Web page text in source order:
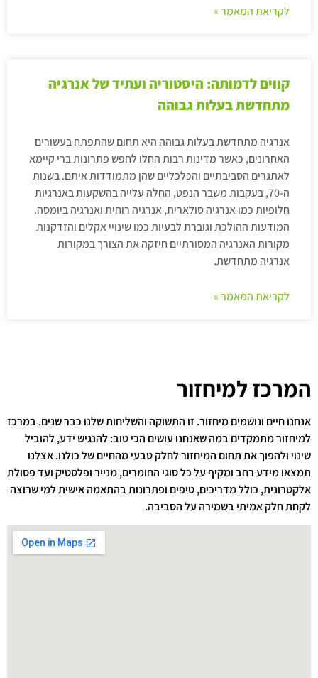
לקריאת המאמר »
קווים לדמותה: היסטוריה ועתיד של אנרגיה
מתחדשת בעלות גבוהה
אנרגיה מתחדשת בעלות גבוהה היא תחום שהתפתח בעשורים
האחרונים, כאשר מדינות רבות החלו לחפש פתרונות ברי קיימא
לאתגרים הסביבתיים והכלכליים שהן מתמודדות איתם. בשנות
ה-70, בעקבות משבר הנפט, החלה עלייה בהשקעות באנרגיות
חלופיות כמו אנרגיה סולארית, אנרגיה רוחית ואנרגיה ביומסה.
המודעות ההולכת וגוברת לבעיות כמו שינויי אקלים והזדקנות
מקורות האנרגיה המסורתיים חיזקה את הצורך במקורות
אנרגיה מתחדשת.
לקריאת המאמר »
המרכז למיחזור
אנחנו חיים ונושמים מיחזור. זו התשוקה והשליחות שלנו כבר שנים. במרכז
למיחזור מתמקדים במה שאנחנו עושים הכי טוב: להנגיש ידע, להוביל
שינוי ולהפוך את תחום המיחזור לחלק טבעי מהחיים של כולנו. אצלנו
תמצאו מידע רחב ומקיף על כל סוגי החומרים, מנייר ופלסטיק ועד פסולת
אלקטרונית, כולל מדריכים, טיפים ופתרונות בהתאמה אישית למי שרוצה
לקחת חלק אמיתי בשמירה על הסביבה.